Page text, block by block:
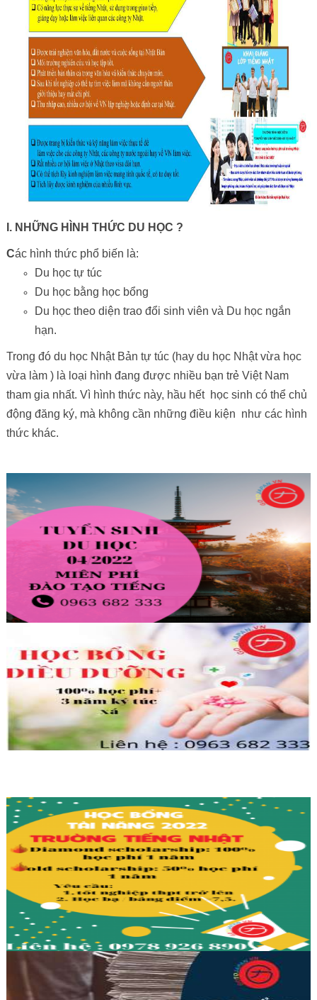
I. NHỮNG HÌNH THỨC DU HỌC ?
Các hình thức phổ biến là:
Du học tự túc
Du học bằng học bổng
Du học theo diện trao đổi sinh viên và Du học ngắn
hạn.
Trong đó du học Nhật Bản tự túc (hay du học Nhật vừa học
vừa làm ) là loại hình đang được nhiều bạn trẻ Việt Nam
tham gia nhất. Vì hình thức này, hầu hết học sinh có thể chủ
động đăng ký, mà không cần những điều kiện như các hình
thức khác.